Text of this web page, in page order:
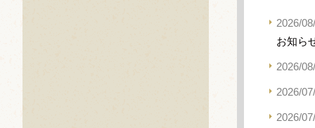
2026/
お知ら
2026/
2026/
2026/